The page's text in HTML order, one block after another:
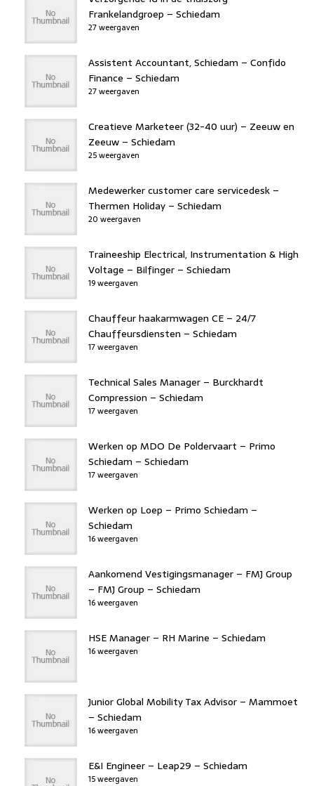
Frankelandgroep – Schiedam
27 weergaven
Assistent Accountant, Schiedam – Confido
Finance – Schiedam
27 weergaven
Creatieve Marketeer (32-40 uur) – Zeeuw en
Zeeuw – Schiedam
25 weergaven
Medewerker customer care servicedesk –
Thermen Holiday – Schiedam
20 weergaven
Traineeship Electrical, Instrumentation & High
Voltage – Bilfinger – Schiedam
19 weergaven
Chauffeur haakarmwagen CE – 24/7
Chauffeursdiensten – Schiedam
17 weergaven
Technical Sales Manager – Burckhardt
Compression – Schiedam
17 weergaven
Werken op MDO De Poldervaart – Primo
Schiedam – Schiedam
17 weergaven
Werken op Loep – Primo Schiedam –
Schiedam
16 weergaven
Aankomend Vestigingsmanager – FMJ Group
– FMJ Group – Schiedam
16 weergaven
HSE Manager – RH Marine – Schiedam
16 weergaven
Junior Global Mobility Tax Advisor – Mammoet
– Schiedam
16 weergaven
E&I Engineer – Leap29 – Schiedam
15 weergaven